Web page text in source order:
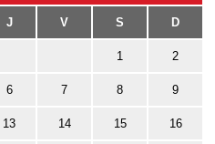
J V S D
1 2
6 7 8 9
13 14 15 16